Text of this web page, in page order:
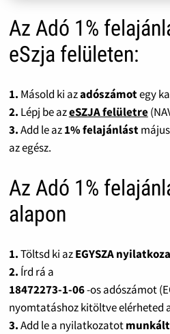
Az Adó 1%
eSzja felületen:
1. Másold ki azadószámotegy
2. Lépj be azeSZJA felületre
3.Add le az1% felajánlástmájus
az egész.
Az Adó 1%
alapon
1.Töltsd ki azEGYSZA
2. Írd rá a
18472273-1-06-os adószámot
nyomtatáshoz kitöltve elérheted
3.Add le a nyilatkozatot